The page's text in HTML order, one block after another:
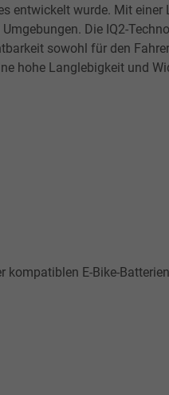
entwickelt wurde. Mit
Die IQ2-
sowohl für den
hohe Langlebigkeit und
E-Bike-